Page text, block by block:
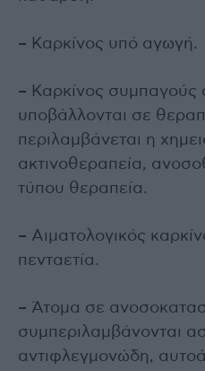
– Καρκίνος υπό αγωγή.
– Καρκίνος
υποβάλλονται σε
περιλαμβάνεται η
ακτινοθεραπεία,
τύπου θεραπεία.
– Αιματολογικός
πενταετία.
– Άτομα σε
συμπεριλαμβάνονται
αντιφλεγμονώδη,